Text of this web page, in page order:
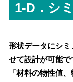
1-D．シ
形状データにシ
せて設計が可能で
「材料の物性値